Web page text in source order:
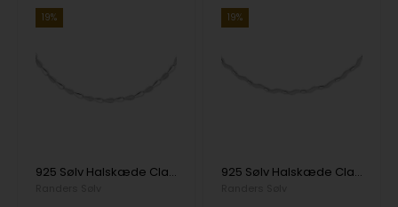
19%
925 Sølv Halskæde Classic med Mat og blank overflade fra Randers Sølv
19%
925 Sølv Halskæde Classic med Mat og blank overflade fra Randers Sølv